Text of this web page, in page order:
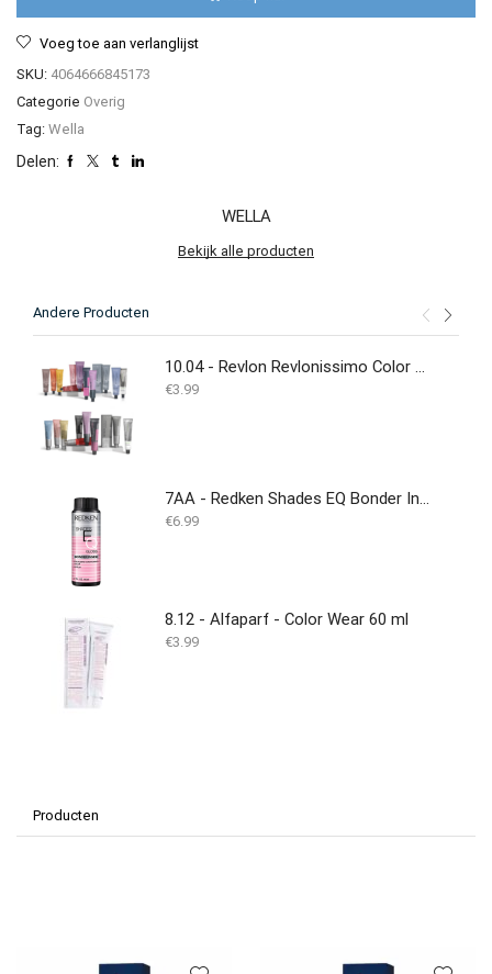
Voeg toe aan verlanglijst
SKU: 4064666845173
Categorie Overig
Tag: Wella
Delen:
WELLA
Bekijk alle producten
Andere Producten
10.04 - Revlon Revlonissimo Color Excel Gloss 70 ml
€3.99
7AA - Redken Shades EQ Bonder Inside - 60ML
€6.99
8.12 - Alfaparf - Color Wear 60 ml
€3.99
Producten